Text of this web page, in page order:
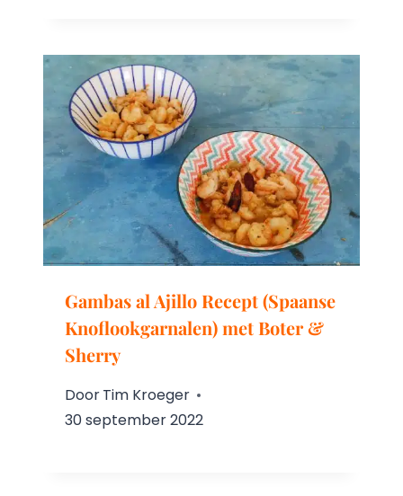
Gambas al Ajillo Recept (Spaanse
Knoflookgarnalen) met Boter &
Sherry
DoorTim Kroeger
30 september 2022